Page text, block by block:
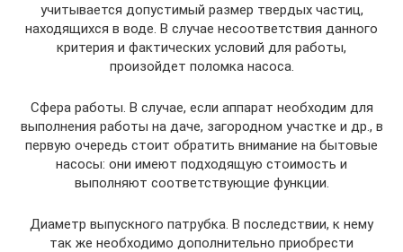
учитывается допустимый размер твердых частиц,
находящихся в воде. В случае несоответствия данного
критерия и фактических условий для работы,
произойдет поломка насоса.
Сфера работы. В случае, если аппарат необходим для
выполнения работы на даче, загородном участке и др., в
первую очередь стоит обратить внимание на бытовые
насосы: они имеют подходящую стоимость и
выполняют соответствующие функции.
Диаметр выпускного патрубка. В последствии, к нему
так же необходимо дополнительно приобрести